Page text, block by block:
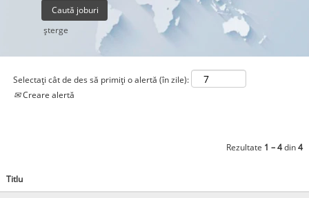
şterge
Selectați cât de des să primiți o alertă (în zile):
Creare alertă
Rezultate 1 – 4din4
Titlu